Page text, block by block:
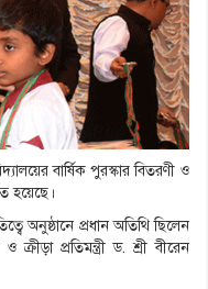
বার্ষিক পুরস্কার বিতরণী ও
হয়েছে।
অনুষ্ঠানে প্রধান অতিথি ছিলেন
প্রতিমন্ত্রী ড. শ্রী বীরেন